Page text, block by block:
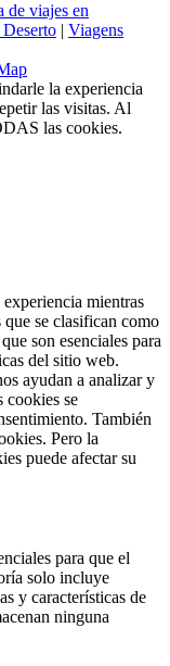
de viajes en
| Viagens
la experiencia
las visitas. Al
las cookies.
mientras
se clasifican como
son esenciales para
del sitio web.
ayudan a analizar y
cookies se
También
Pero la
puede afectar su
para que el
solo incluye
y características de
ninguna